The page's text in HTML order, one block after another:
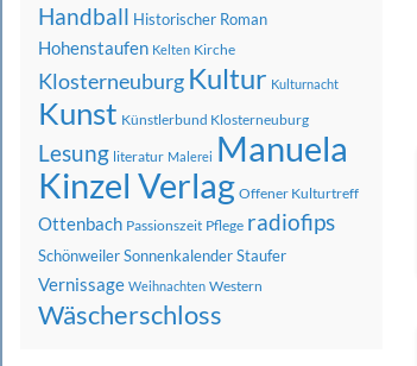
Handball Historischer Roman
Hohenstaufen Kelten Kirche
Klosterneuburg Kultur Kulturnacht
Kunst Künstlerbund Klosterneuburg
Lesung literatur Malerei Manuela
Kinzel Verlag Offener Kulturtreff
Ottenbach Passionszeit Pflege radiofips
SchönweilerSonnenkalenderStaufer
Vernissage Weihnachten Western
Wäscherschloss